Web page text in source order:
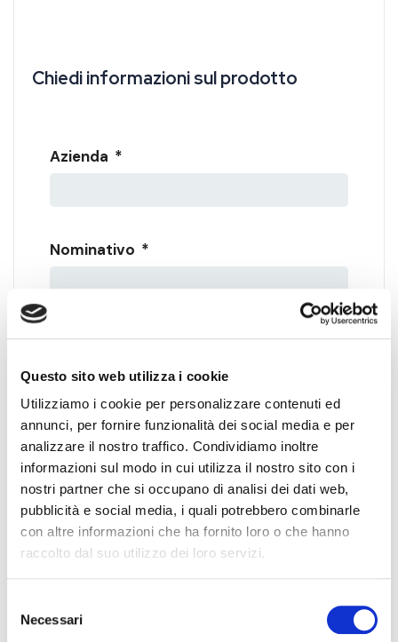
Questo sito web utilizza i cookie
Utilizziamo i cookie per personalizzare contenuti ed
annunci, per fornire funzionalità dei social media e per
analizzare il nostro traffico. Condividiamo inoltre
informazioni sul modo in cui utilizza il nostro sito con i
nostri partner che si occupano di analisi dei dati web,
pubblicità e social media, i quali potrebbero combinarle
con altre informazioni che ha fornito loro o che hanno
raccolto dal suo utilizzo dei loro servizi.
delNecessari
Chiedi informazioni sul prodotto
Azienda *
Nominativo *
Telefono*
Email *
Città*
Provincia